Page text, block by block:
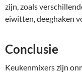
zijn, zoals
eiwitten, deeghaken
Conclusie
Keukenmixers zijn